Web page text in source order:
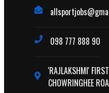
098 777 888 90
'RAJLAKSHMI'
CHOWRINGHEE